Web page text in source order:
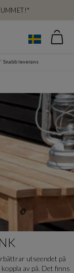
Snabb leverans
utseendet på
av på. Det finns